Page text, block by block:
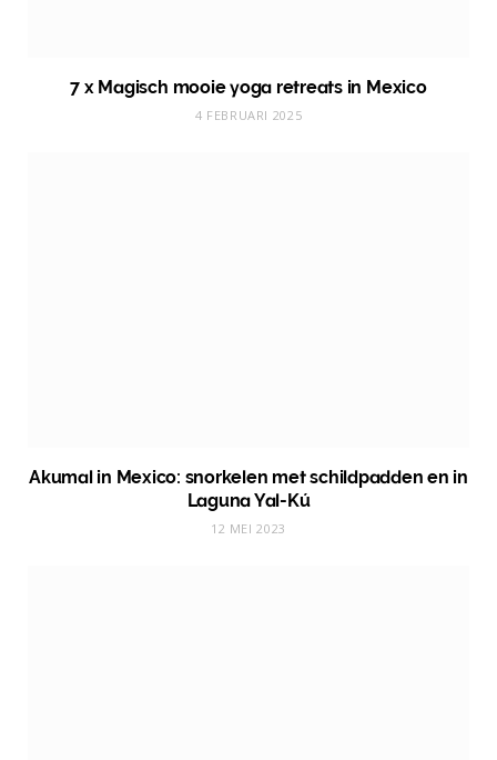
7 x Magisch mooie yoga retreats in Mexico
4 FEBRUARI 2025
Akumal in Mexico: snorkelen met schildpadden en in
Laguna Yal-Kú
12 MEI 2023